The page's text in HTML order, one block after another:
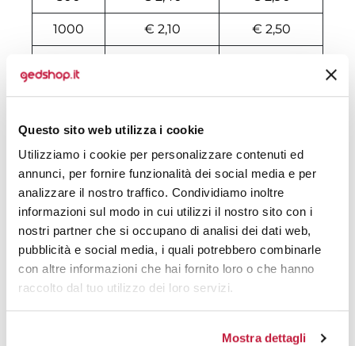
Questo sito web utilizza i cookie
Utilizziamo i cookie per personalizzare contenuti ed
annunci, per fornire funzionalità dei social media e per
analizzare il nostro traffico. Condividiamo inoltre
informazioni sul modo in cui utilizzi il nostro sito con i
nostri partner che si occupano di analisi dei dati web,
pubblicità e social media, i quali potrebbero combinarle
con altre informazioni che hai fornito loro o che hanno
raccolto dal tuo utilizzo dei loro servizi.
Mostra dettagli
1000 € 2,10 € 2,50
3000 € 1,81 € 2,13
4000 € 1,80
5000 € 1,68 € 1,94
6000 € 1,66 € 1,92
7000 € 1,91
8000 € 1,65 € 1,90
10000 € 1,58